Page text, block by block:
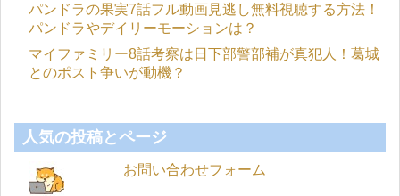
パンドラの果実7話フル動画見逃し無料視聴する方法！
パンドラやデイリーモーションは？
マイファミリー8話考察は日下部警部補が真犯人！葛城
とのポスト争いが動機？
人気の投稿とページ
お問い合わせフォーム